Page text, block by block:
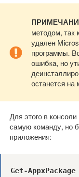
методом, так
удален
программы.
ошибка, но
останется на
Для этого в
самую команду, но
приложения:
Get-